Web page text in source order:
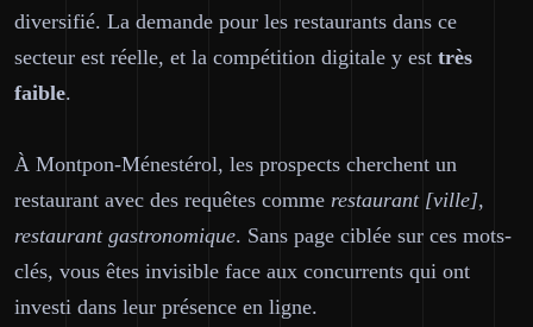
diversifié. La demande pour les restaurants dans ce
secteur est réelle, et la compétition digitale y est très
faible.
À Montpon-Ménestérol, les prospects cherchent un
restaurant avec des requêtes comme restaurant [ville],
restaurant gastronomique. Sans page ciblée sur ces mots-
clés, vous êtes invisible face aux concurrents qui ont
investi dans leur présence en ligne.